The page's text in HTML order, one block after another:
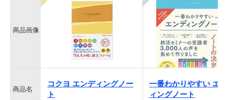
商品画像
商品名
コクヨ エンディングノー
ト
一番わかりやすい エ
ィングノート